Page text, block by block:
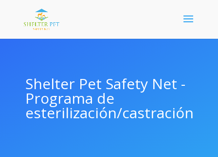
Shelter Pet Safety Net -
Programa de
esterilización/castración